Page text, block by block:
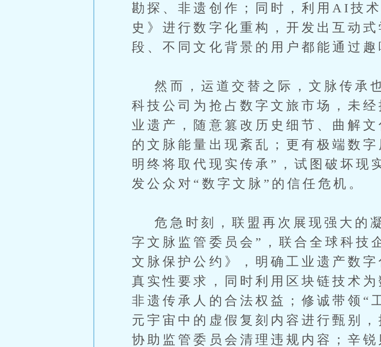
勘探、非遗创作；同时，利用AI技
史》进行数字化重构，开发出互动
段、不同文化背景的用户都能通过趣
然而，运道交替之际，文脉传承
科技公司为抢占数字文旅市场，未
业遗产，随意篡改历史细节、曲解
的文脉能量出现紊乱；更有极端数
明终将取代现实传承”，试图破坏现
发公众对“数字文脉”的信任危机。
危急时刻，联盟再次展现强大的
字文脉监管委员会”，联合全球科技
文脉保护公约》，明确工业遗产数
真实性要求，同时利用区块链技术
非遗传承人的合法权益；修诚带领“
元宇宙中的虚假复刻内容进行甄别
协助监管委员会清理违规内容；辛